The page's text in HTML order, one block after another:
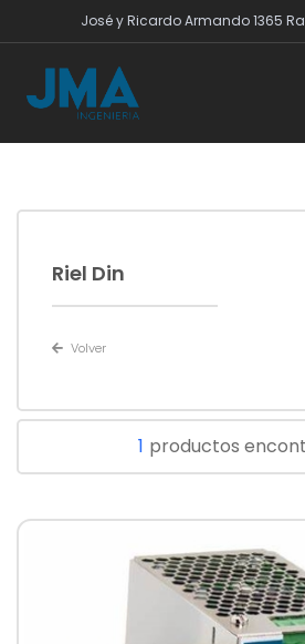
José y Ricardo Armando 1365
1 productos
Riel Din
Volver